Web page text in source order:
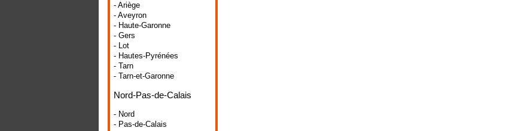
- Ariège
- Aveyron
- Haute-Garonne
- Gers
- Lot
- Hautes-Pyrénées
- Tarn
- Tarn-et-Garonne
Nord-Pas-de-Calais
- Nord
- Pas-de-Calais